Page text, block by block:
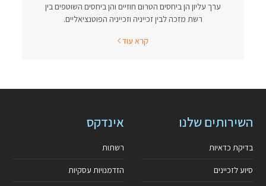
ערך עליון הן ביחסים הטרום חוזיים והן ביחסים השוטפים בין
רשת מזכה לבין זכייניה וזכייניה הפוטנציאליים.
קרא עוד
השירותים שלנו
בדיקת כדאיות
סיוע לזכיינים
אינדקס
רשתות
הזדמנויות עסקיות